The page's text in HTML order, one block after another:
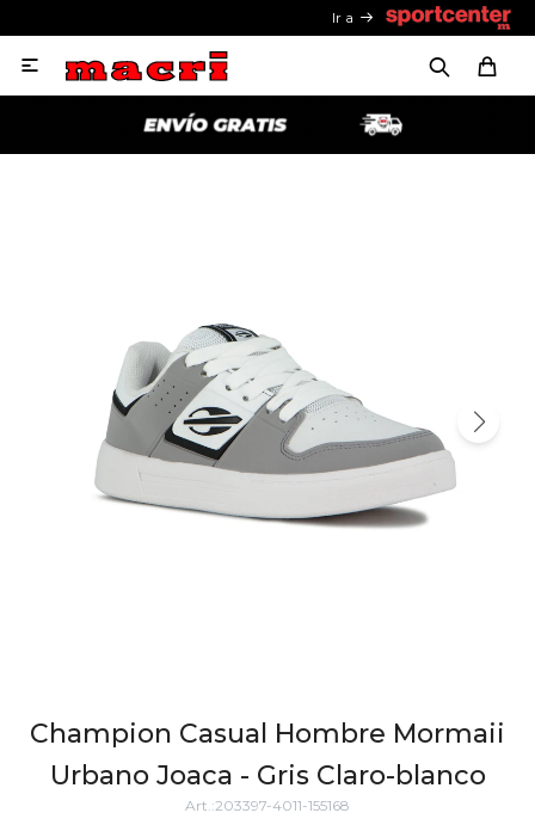
Ir a

Champion Casual Hombre Mormaii
Urbano Joaca - Gris Claro-blanco
203397-4011-155168